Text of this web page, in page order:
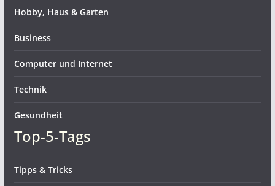
Hobby, Haus & Garten
Business
Computer und Internet
Technik
Gesundheit
Top-5-Tags
Tipps & Tricks